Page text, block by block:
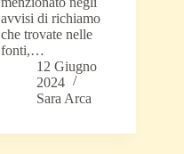
avvisi di richiamo
che trovate nelle
fonti,…
12 Giugno
2024
Sara Arca